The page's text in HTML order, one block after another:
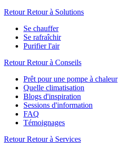
Retour Retour à Solutions
Se chauffer
Se rafraîchir
Purifier l'air
Retour Retour à Conseils
Prêt pour une pompe à chaleur
Quelle climatisation
Blogs d'inspiration
Sessions d'information
FAQ
Témoignages
Retour Retour à Services